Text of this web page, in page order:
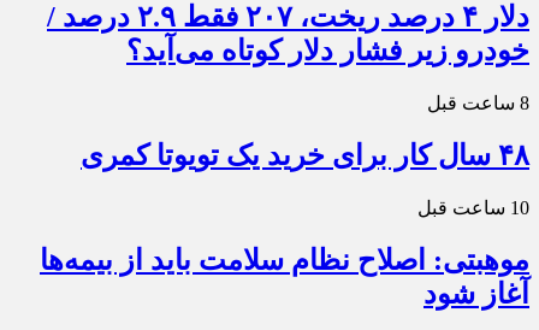
دلار ۴ درصد ریخت، ۲۰۷ فقط ۲.۹ درصد /
خودرو زیر فشار دلار کوتاه می‌آید؟
8 ساعت قبل
۴۸ سال کار برای خرید یک تویوتا کمری
10 ساعت قبل
موهبتی: اصلاح نظام سلامت باید از بیمه‌ها
آغاز شود